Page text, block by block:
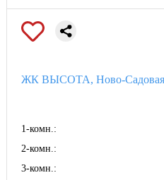
ЖК ВЫСОТА, Ново-Садовая
1-комн.:
2-комн.:
3-комн.: